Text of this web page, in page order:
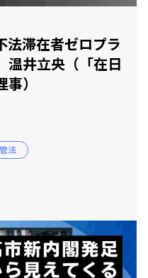
法滞在者ゼロプラ
温井立央（「在日
）
法